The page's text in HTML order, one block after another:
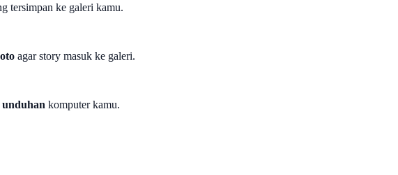
tersimpan ke galeri kamu.
agar story masuk ke galeri.
unduhan komputer kamu.